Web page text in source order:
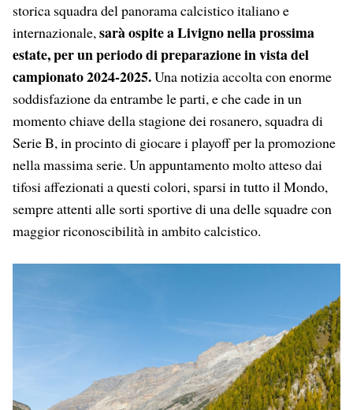
storica squadra del panorama calcistico italiano e
internazionale,sarà ospite a Livigno nella prossima
estate, per un periodo di preparazione in vista del
campionato 2024-2025.Una notizia accolta con enorme
soddisfazione da entrambe le parti, e che cade in un
momento chiave della stagione dei rosanero, squadra di
Serie B, in procinto di giocare i playoff per la promozione
nella massima serie. Un appuntamento molto atteso dai
tifosi affezionati a questi colori, sparsi in tutto il Mondo,
sempre attenti alle sorti sportive di una delle squadre con
maggior riconoscibilità in ambito calcistico.